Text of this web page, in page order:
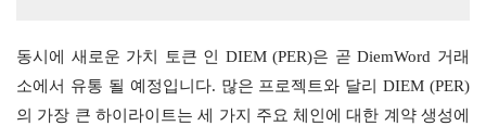
동시에 새로운 가치 토큰 인 DIEM (PER)은 곧 DiemWord 거래
소에서 유통 될 예정입니다. 많은 프로젝트와 달리 DIEM (PER)
의 가장 큰 하이라이트는 세 가지 주요 체인에 대한 계약 생성에